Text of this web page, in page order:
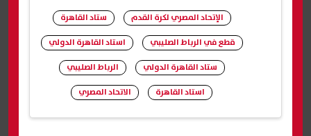
الإتحاد المصري لكرة القدم
ستاد القاهرة
قطع في الرباط الصليبي
استاد القاهرة الدولي
ستاد القاهرة الدولي
الرباط الصليبي
استاد القاهرة
الاتحاد المصري